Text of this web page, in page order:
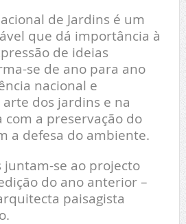
de Jardins é um
que dá importância à
de ideias
se de ano para ano
nacional e
dos jardins e na
com a preservação do
a defesa do ambiente.
juntam-se ao projecto
do ano anterior –
paisagista